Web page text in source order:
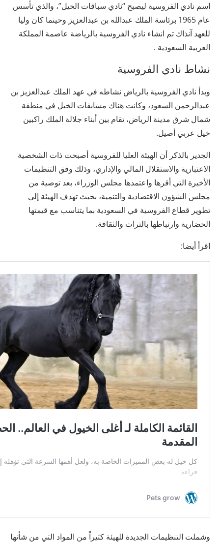
اسم نادي الفروسية ليصبح “نادي سباقات الخيل”، والذي تأسس
عام 1965 برئاسة الملك عبدالله بن عبدالعزيز وحينما كان وليا
للعهد آنذاك تم انشاء نادي الفروسية بالرياضة عاصمة المملكة
العربية السعودية .
نشاط نادي الفروسية
وبدأ نادي الفروسية بالرياض نشاطه في عهد الملك عبدالعزيز بن
عبدالرحمن السعود، وكانت هناك مسابقات الخيل في منطقة
شمال شرق مدينة الرياض، تقام بين أبناء جلالة الملك راكبين
خيل عربي أصيل.
الجدير بالذكر أن الهيئة العليا للفروسية أصبحت ذات الشخصية
الاعتبارية والاستقلال المالي والإداري، وذلك وفق التنظيمات
الأخيرة التي أقرها واعتمدها مجلس الوزراء، بعد توصية من
مجلس الشؤون الاقتصادية والتنمية، بحيث تهدف الهيئة إلى
تطوير قطاع الفروسية في السعودية بما يتناسب مع قيمتها
الحضارية وارتباطها بالتراث والثقافة.
اقرأ أيضا:
وشملت التنظيمات الجديدة للهيئة كثيراً من المواد التي من شأنها